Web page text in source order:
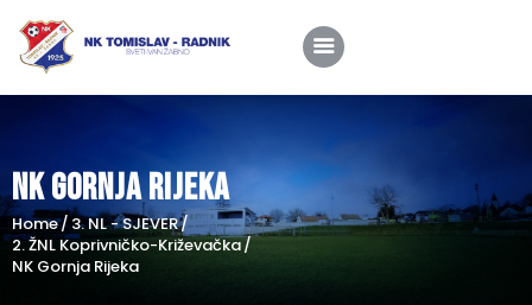
NK Gornja Rijeka
Home
3. NL - SJEVER
2. ŽNL Koprivničko-Križevačka
NK Gornja Rijeka
Home
O nama
Utakmice